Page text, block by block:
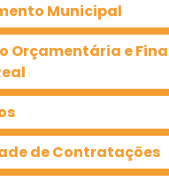
Municipal
Orçamentária e
de Contratações